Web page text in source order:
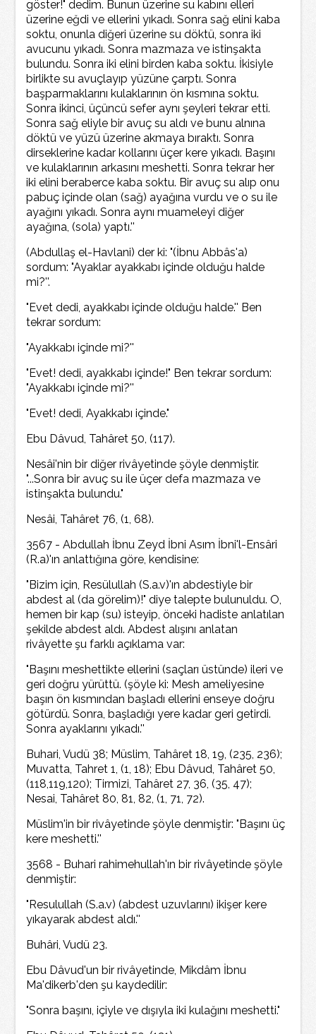
göster!" dedim. Bunun üzerine su kabını elleri
üzerine eğdi ve ellerini yıkadı. Sonra sağ elini kaba
soktu, onunla diğeri üzerine su döktü, sonra iki
avucunu yıkadı. Sonra mazmaza ve istinşakta
bulundu. Sonra iki elini birden kaba soktu. İkisiyle
birlikte su avuçlayıp yüzüne çarptı. Sonra
başparmaklarını kulaklarının ön kısmına soktu.
Sonra ikinci, üçüncü sefer aynı şeyleri tekrar etti.
Sonra sağ eliyle bir avuç su aldı ve bunu alnına
döktü ve yüzü üzerine akmaya bıraktı. Sonra
dirseklerine kadar kollarını üçer kere yıkadı. Başını
ve kulaklarının arkasını meshetti. Sonra tekrar her
iki elini beraberce kaba soktu. Bir avuç su alıp onu
pabuç içinde olan (sağ) ayağına vurdu ve o su ile
ayağını yıkadı. Sonra aynı muameleyi diğer
ayağına, (sola) yaptı.''
(Abdullaş el-Havlani) der ki: "(İbnu Abbâs'a)
sordum: "Ayaklar ayakkabı içinde olduğu halde
mi?''.
"Evet dedi, ayakkabı içinde olduğu halde.'' Ben
tekrar sordum:
"Ayakkabı içinde mi?''
"Evet! dedi, ayakkabı içinde!" Ben tekrar sordum:
"Ayakkabı içinde mi?''
"Evet! dedi, Ayakkabı içinde."
Ebu Dâvud, Tahâret 50, (117).
Nesâi'nin bir diğer rivâyetinde şöyle denmiştir.
"...Sonra bir avuç su ile üçer defa mazmaza ve
istinşakta bulundu."
Nesâi, Tahâret 76, (1, 68).
3567 - Abdullah İbnu Zeyd İbni Asım İbni'l-Ensâri
(R.a)'ın anlattığına göre, kendisine:
"Bizim için, Resülullah (S.a.v)'ın abdestiyle bir
abdest al (da görelim)!" diye talepte bulunuldu. O,
hemen bir kap (su) isteyip, önceki hadiste anlatılan
şekilde abdest aldı. Abdest alışını anlatan
rivâyette şu farklı açıklama var:
"Başını meshettikte ellerini (saçları üstünde) ileri ve
geri doğru yürüttü. (şöyle ki: Mesh ameliyesine
başın ön kısmından başladı ellerini enseye doğru
götürdü. Sonra, başladığı yere kadar geri getirdi.
Sonra ayaklarını yıkadı.''
Buhari, Vudü 38; Müslim, Tahâret 18, 19, (235, 236);
Muvatta, Tahret 1, (1, 18); Ebu Dâvud, Tahâret 50,
(118,119,120); Tirmizi, Tahâret 27, 36, (35, 47);
Nesai, Tahâret 80, 81, 82, (1, 71, 72).
Müslim'in bir rivâyetinde şöyle denmiştir: "Başını üç
kere meshetti.''
3568 - Buhari rahimehullah'ın bir rivâyetinde şöyle
denmiştir:
"Resulullah (S.a.v) (abdest uzuvlarını) ikişer kere
yıkayarak abdest aldı.''
Buhâri, Vudü 23.
Ebu Dâvud'un bir rivâyetinde, Mikdâm İbnu
Ma'dikerb'den şu kaydedilir:
"Sonra başını, içiyle ve dışıyla iki kulağını meshetti."